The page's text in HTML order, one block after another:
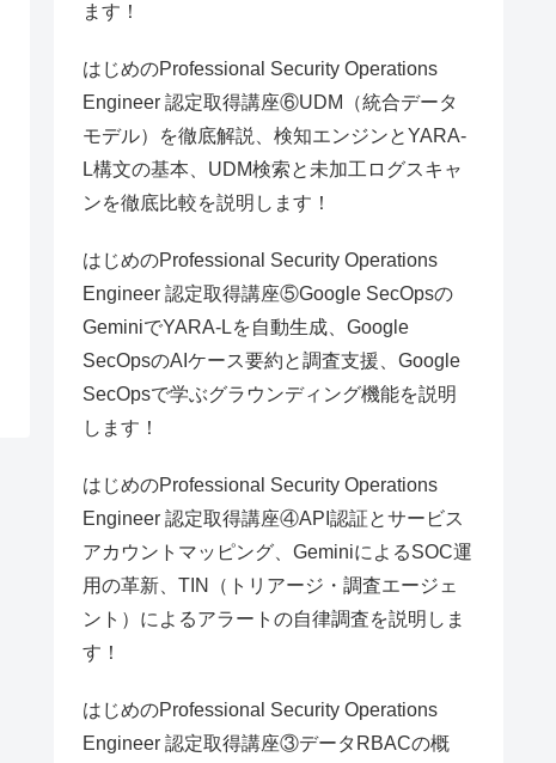
ます！
はじめのProfessional Security Operations
Engineer 認定取得講座⑥UDM（統合データ
モデル）を徹底解説、検知エンジンとYARA-
L構文の基本、UDM検索と未加工ログスキャ
ンを徹底比較を説明します！
はじめのProfessional Security Operations
Engineer 認定取得講座⑤Google SecOpsの
GeminiでYARA-Lを自動生成、Google
SecOpsのAIケース要約と調査支援、Google
SecOpsで学ぶグラウンディング機能を説明
します！
はじめのProfessional Security Operations
Engineer 認定取得講座④API認証とサービス
アカウントマッピング、GeminiによるSOC運
用の革新、TIN（トリアージ・調査エージェ
ント）によるアラートの自律調査を説明しま
す！
はじめのProfessional Security Operations
Engineer 認定取得講座③データRBACの概